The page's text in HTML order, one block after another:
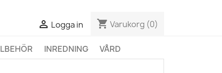
 Logga in shopping_cart Varukorg (0)
INREDNING VÅRD